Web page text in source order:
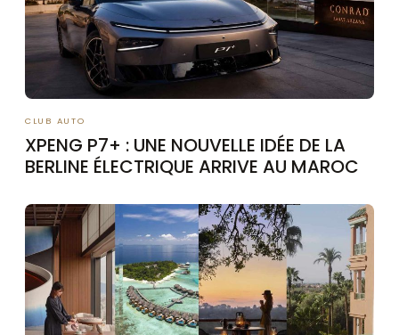
CLUB AUTO
XPENG P7+ : UNE NOUVELLE IDÉE DE LA
BERLINE ÉLECTRIQUE ARRIVE AU MAROC